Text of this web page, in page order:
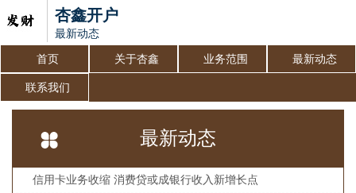
杏鑫开户
最新动态
首页 关于杏鑫 业务范围 最新动态
联系我们
最新动态
信用卡业务收缩 消费贷或成银行收入新增长点